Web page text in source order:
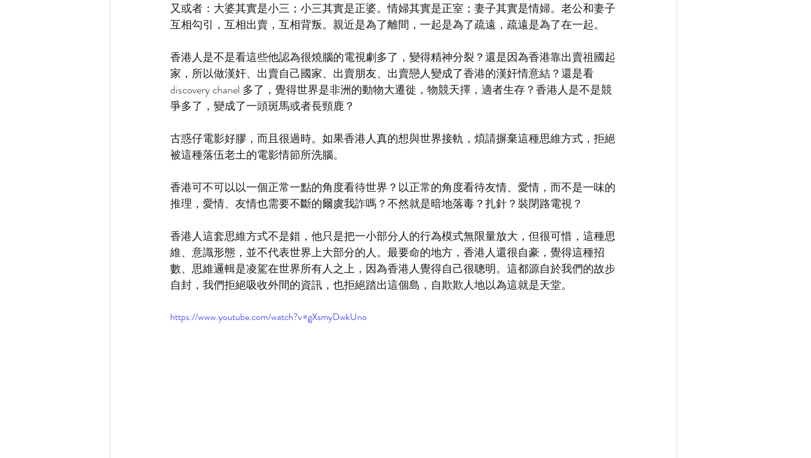
又或者：大婆其實是小三；小三其實是正婆。情婦其實是正室；妻子其實是情婦。老公和妻子
互相勾引，互相出賣，互相背叛。親近是為了離間，一起是為了疏遠，疏遠是為了在一起。
香港人是不是看這些他認為很燒腦的電視劇多了，變得精神分裂？還是因為香港靠出賣祖國起
家，所以做漢奸、出賣自己國家、出賣朋友、出賣戀人變成了香港的漢奸情意結？還是看
discovery chanel 多了，覺得世界是非洲的動物大遷徙，物競天擇，適者生存？香港人是不是競
爭多了，變成了一頭斑馬或者長頸鹿？
古惑仔電影好膠，而且很過時。如果香港人真的想與世界接軌，煩請摒棄這種思維方式，拒絕
被這種落伍老土的電影情節所洗腦。
香港可不可以以一個正常一點的角度看待世界？以正常的角度看待友情、愛情，而不是一味的
推理，愛情、友情也需要不斷的爾虞我詐嗎？不然就是暗地落毒？扎針？裝閉路電視？
香港人這套思維方式不是錯，他只是把一小部分人的行為模式無限量放大，但很可惜，這種思
維、意識形態，並不代表世界上大部分的人。最要命的地方，香港人還很自豪，覺得這種招
數、思維邏輯是凌駕在世界所有人之上，因為香港人覺得自己很聰明。這都源自於我們的故步
自封，我們拒絕吸收外間的資訊，也拒絕踏出這個島，自欺欺人地以為這就是天堂。
https://www.youtube.com/watch?v=gXsmyDwkUno